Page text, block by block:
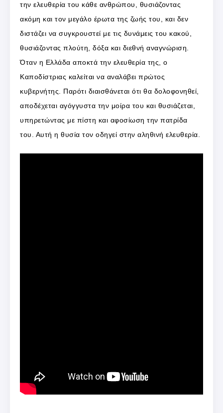
την ελευθερία του κάθε ανθρώπου, θυσιάζοντας
ακόμη και τον μεγάλο έρωτα της ζωής του, και δεν
διστάζει να συγκρουστεί με τις δυνάμεις του κακού,
θυσιάζοντας πλούτη, δόξα και διεθνή αναγνώριση.
Όταν η Ελλάδα αποκτά την ελευθερία της, ο
Καποδίστριας καλείται να αναλάβει πρώτος
κυβερνήτης. Παρότι διαισθάνεται ότι θα δολοφονηθεί,
αποδέχεται αγόγγυστα την μοίρα του και θυσιάζεται,
υπηρετώντας με πίστη και αφοσίωση την πατρίδα
του. Αυτή η θυσία τον οδηγεί στην αληθινή ελευθερία.